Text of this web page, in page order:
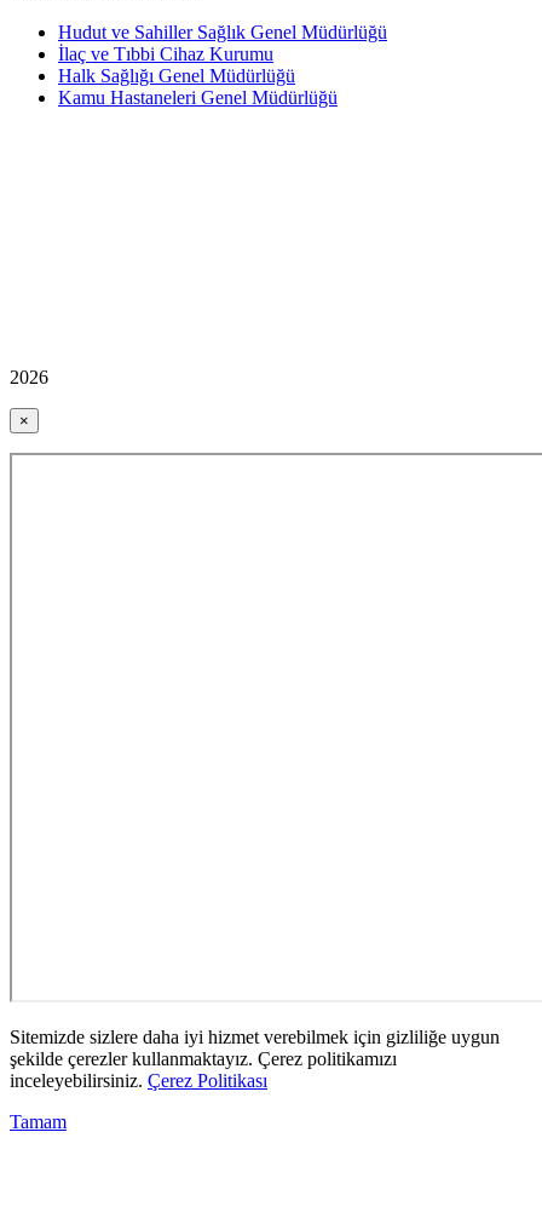
Hudut ve Sahiller Sağlık Genel Müdürlüğü
İlaç ve Tıbbi Cihaz Kurumu
Halk Sağlığı Genel Müdürlüğü
Kamu Hastaneleri Genel Müdürlüğü
2026
×
Sitemizde sizlere daha iyi hizmet verebilmek için gizliliğe uygun
şekilde çerezler kullanmaktayız. Çerez politikamızı
inceleyebilirsiniz. Çerez Politikası
Tamam